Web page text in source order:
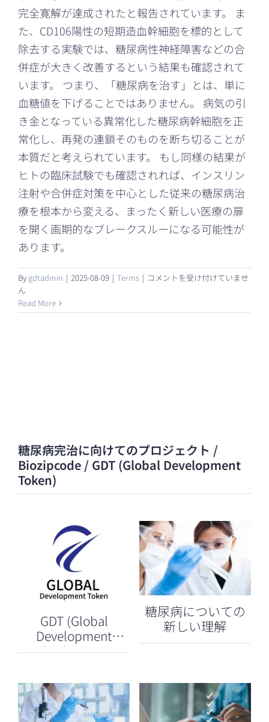
完全寛解が達成されたと報告されています。 ま
た、CD106陽性の短期造血幹細胞を標的として
除去する実験では、糖尿病性神経障害などの合
併症が大きく改善するという結果も確認されて
います。 つまり、「糖尿病を治す」とは、単に
血糖値を下げることではありません。 病気の引
き金となっている異常化した糖尿病幹細胞を正
常化し、再発の連鎖そのものを断ち切ることが
本質だと考えられています。 もし同様の結果が
ヒトの臨床試験でも確認されれば、インスリン
注射や合併症対策を中心とした従来の糖尿病治
療を根本から変える、まったく新しい医療の扉
を開く画期的なブレークスルーになる可能性が
あります。
By gdtadmin | 2025-08-09 | Terms | 糖
幹
コメントを受け付けていませ
ん
Read More
糖尿病完治に向けてのプロジェクト /
Biozipcode / GDT (Global Development
Token)
GDT (Global
Development
Token)について
糖尿病についての
新しい理解